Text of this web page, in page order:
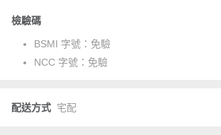
檢驗碼
BSMI 字號： 免驗
NCC 字號： 免驗
配送方式 宅配